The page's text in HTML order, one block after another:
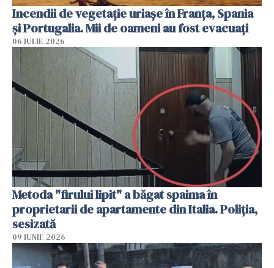
Incendii de vegetație uriașe în Franța, Spania
și Portugalia. Mii de oameni au fost evacuați
06 IULIE 2026
Metoda "firului lipit" a băgat spaima în
proprietarii de apartamente din Italia. Poliția,
sesizată
09 IUNIE 2026